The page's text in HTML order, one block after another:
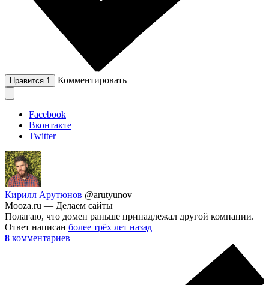
Нравится 1 Комментировать
Facebook
Вконтакте
Twitter
Кирилл Арутюнов @arutyunov
Mooza.ru — Делаем сайты
Полагаю, что домен раньше принадлежал другой компании.
Ответ написан более трёх лет назад
8 комментариев